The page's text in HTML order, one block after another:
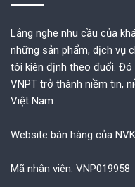
Lắng nghe nhu cầu của
những sản phẩm, dịch vụ
tôi kiên định theo đuổi. Đó
VNPT trở thành niềm tin,
Việt Nam.
Website bán hàng của
Mã nhân viên: VNP019958